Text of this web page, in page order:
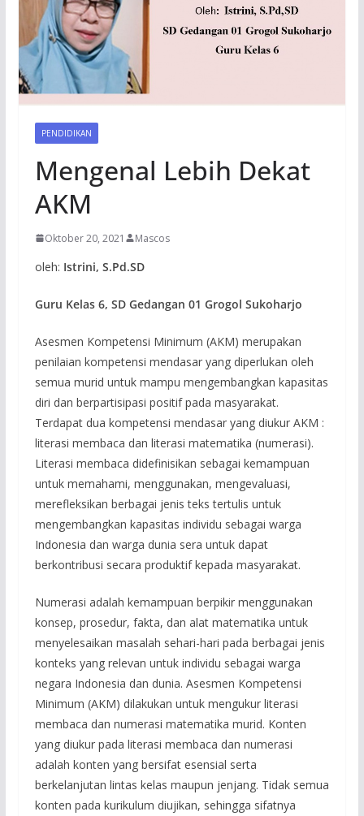
PENDIDIKAN
Mengenal Lebih Dekat
AKM
Oktober 20, 2021 Mascos
oleh: Istrini, S.Pd.SD
Guru Kelas 6, SD Gedangan 01 Grogol Sukoharjo
Asesmen Kompetensi Minimum (AKM) merupakan
penilaian kompetensi mendasar yang diperlukan oleh
semua murid untuk mampu mengembangkan kapasitas
diri dan berpartisipasi positif pada masyarakat.
Terdapat dua kompetensi mendasar yang diukur AKM :
literasi membaca dan literasi matematika (numerasi).
Literasi membaca didefinisikan sebagai kemampuan
untuk memahami, menggunakan, mengevaluasi,
merefleksikan berbagai jenis teks tertulis untuk
mengembangkan kapasitas individu sebagai warga
Indonesia dan warga dunia sera untuk dapat
berkontribusi secara produktif kepada masyarakat.
Numerasi adalah kemampuan berpikir menggunakan
konsep, prosedur, fakta, dan alat matematika untuk
menyelesaikan masalah sehari-hari pada berbagai jenis
konteks yang relevan untuk individu sebagai warga
negara Indonesia dan dunia. Asesmen Kompetensi
Minimum (AKM) dilakukan untuk mengukur literasi
membaca dan numerasi matematika murid. Konten
yang diukur pada literasi membaca dan numerasi
adalah konten yang bersifat esensial serta
berkelanjutan lintas kelas maupun jenjang. Tidak semua
konten pada kurikulum diujikan, sehingga sifatnya